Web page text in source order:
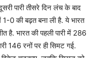
पारी तीसरे दिन लंच के बाद
0 की बढ़त बना ली है. ये भारत
है. भारत की पहली पारी में 286
146 रनों पर ही सिमट गई.